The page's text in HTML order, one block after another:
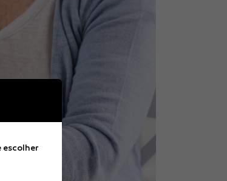
escolher